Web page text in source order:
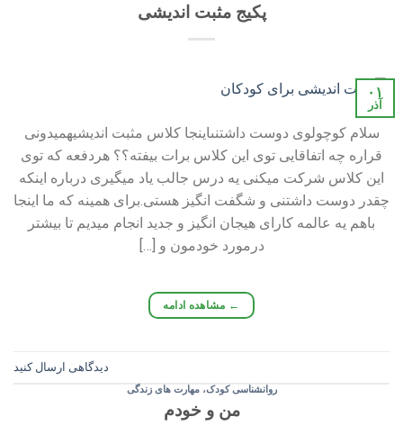
پکیج مثبت اندیشی
۰۱
آذر
سلام کوچولوى دوست داشتنىاینجا کلاس مثبت اندیشیهمیدونى
قراره چه اتفاقایى توى این کلاس برات بیفته؟؟ هردفعه که توى
این کلاس شرکت میکنى یه درس جالب یاد میگیرى درباره اینکه
چقدر دوست داشتنى و شگفت انگیز هستى.براى همینه که ما اینجا
باهم یه عالمه کاراى هیجان انگیز و جدید انجام میدیم تا بیشتر
درمورد خودمون و […]
← مشاهده ادامه
دیدگاهی ارسال کنید
روانشناسی کودک،مهارت های زندگی
من و خودم